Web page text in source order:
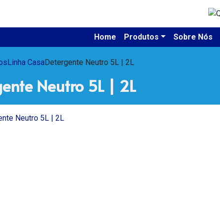
Home Produtos Sobre Nós
Linha CasaDetergente Neutro 5L | 2L
Neutro 5L | 2L